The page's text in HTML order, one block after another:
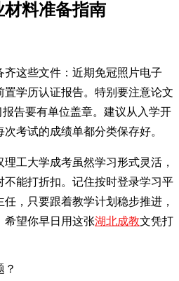
材料准备指南
齐这些文件：近期免冠照片电子
学历认证报告。特别要注意论文
告要有单位盖章。建议从入学开
考试的成绩单都分类保存好。
工大学成考虽然学习形式灵活，
能打折扣。记住按时登录学习平
，只要跟着教学计划稳步推进，
希望你早日用这张湖北成教文凭打
？